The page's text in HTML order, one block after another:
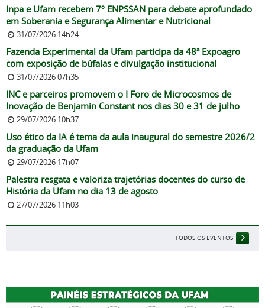
Inpa e Ufam recebem 7º ENPSSAN para debate aprofundado
em Soberania e Segurança Alimentar e Nutricional
31/07/2026 14h24
Fazenda Experimental da Ufam participa da 48ª Expoagro
com exposição de búfalas e divulgação institucional
31/07/2026 07h35
INC e parceiros promovem o I Foro de Microcosmos de
Inovação de Benjamin Constant nos dias 30 e 31 de julho
29/07/2026 10h37
Uso ético da IA é tema da aula inaugural do semestre 2026/2
da graduação da Ufam
29/07/2026 17h07
Palestra resgata e valoriza trajetórias docentes do curso de
História da Ufam no dia 13 de agosto
27/07/2026 11h03
TODOS OS EVENTOS